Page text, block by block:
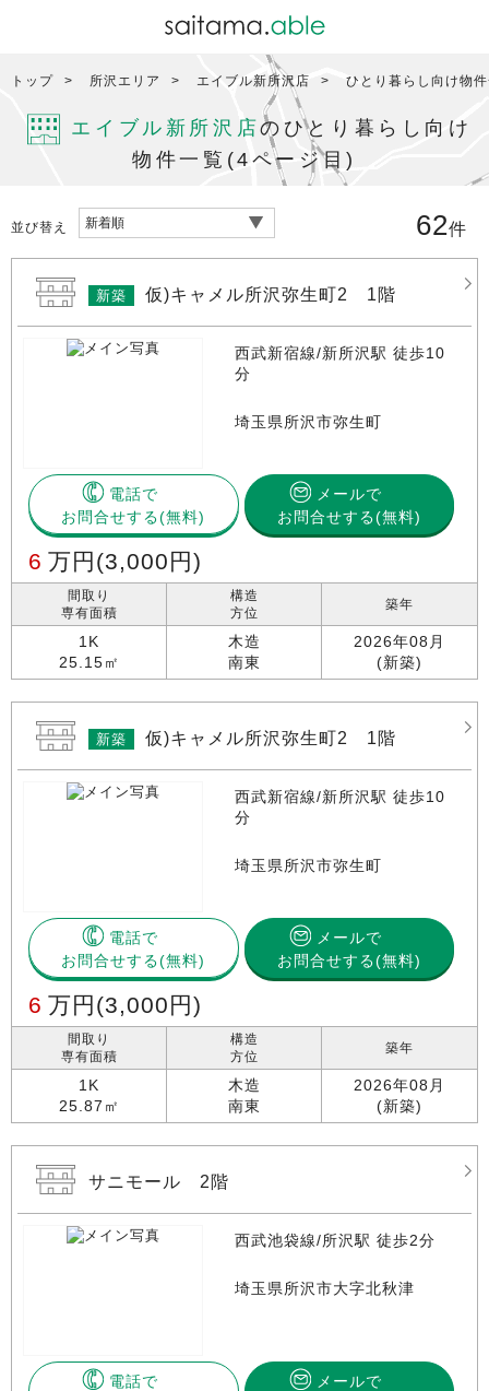
トップ 所沢エリア エイブル新所沢店 ひとり暮らし向け物
エイブル新所沢店のひとり暮らし向け
物件一覧(4ページ目)
並び替え 62件
新築 仮)キャメル所沢弥生町2 1階
西武新宿線/新所沢駅 徒歩10
分
埼玉県所沢市弥生町
電話で
お問合せする
メールで
お問合せする(無料)
6 万円 (3,000円)
間取り
専有面積
1K
25.15㎡
構造
方位
木造
南東
築年
2026年08月
(新築)
新築 仮)キャメル所沢弥生町2 1階
西武新宿線/新所沢駅 徒歩10
分
埼玉県所沢市弥生町
電話で
お問合せする
メールで
お問合せする(無料)
6 万円 (3,000円)
間取り
専有面積
1K
25.87㎡
構造
方位
木造
南東
築年
2026年08月
(新築)
サニモール 2階
西武池袋線/所沢駅 徒歩2分
埼玉県所沢市大字北秋津
電話で
メールで